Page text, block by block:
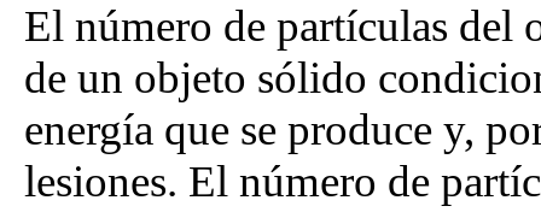
El número de partículas del
de un objeto sólido
energía que se produce y,
lesiones. El número de